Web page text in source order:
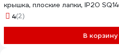
крышка, плоские лапки, IP20
4(2)
В